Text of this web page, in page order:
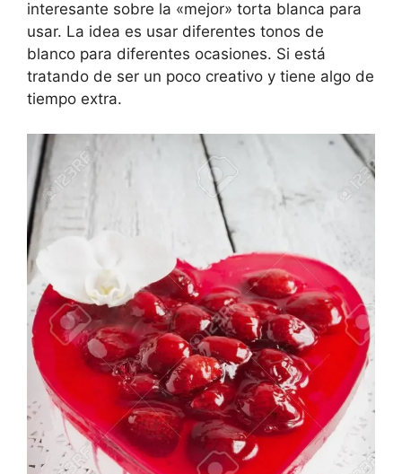
interesante sobre la «mejor» torta blanca para
usar. La idea es usar diferentes tonos de
blanco para diferentes ocasiones. Si está
tratando de ser un poco creativo y tiene algo de
tiempo extra.